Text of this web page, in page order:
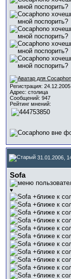
Регистрация: 24.12.2005
Адрес: столица
Сообщений: 947
Рейтинг мнений:
31.01.2006,
Sofa
♥